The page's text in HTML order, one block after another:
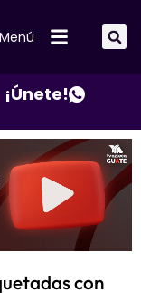
Menú
¡Únete!
con